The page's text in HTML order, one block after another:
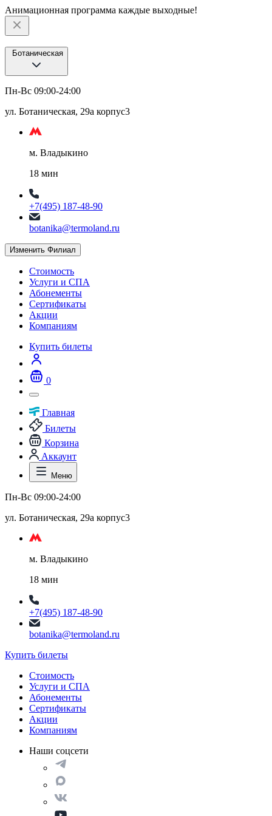
Анимационная программа каждые выходные!
Ботаническая
Пн-Вс 09:00-24:00
ул. Ботаническая, 29а корпус3
м. Владыкино
18 мин
+7(495) 187-48-90
botanika@termoland.ru
Изменить Филиал
Стоимость
Услуги и СПА
Абонементы
Сертификаты
Акции
Компаниям
Купить билеты
0
Главная
Билеты
Корзина
Аккаунт
Меню
Пн-Вс 09:00-24:00
ул. Ботаническая, 29а корпус3
м. Владыкино
18 мин
+7(495) 187-48-90
botanika@termoland.ru
Купить билеты
Стоимость
Услуги и СПА
Абонементы
Сертификаты
Акции
Компаниям
Наши соцсети